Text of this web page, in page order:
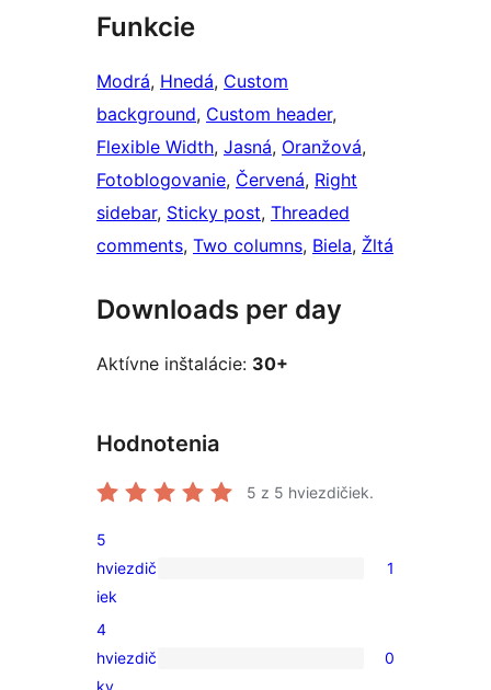
Funkcie
Modrá, Hnedá, Custom
background, Custom header
Flexible Width, Jasná, Oranžová
Fotoblogovanie, Červená, Right
sidebar, Sticky post, Threaded
comments, Two columns, Biela, Žltá
Downloads per day
Aktívne inštalácie: 30+
Hodnotenia
5 z 5 hviezdičiek.
1
recenzia
s
5-
5
hviezdič
iek
1
0
4
hviezdič
ky
0